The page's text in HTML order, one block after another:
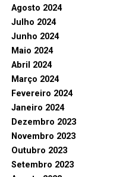
Agosto 2024
Julho 2024
Junho 2024
Maio 2024
Abril 2024
Março 2024
Fevereiro 2024
Janeiro 2024
Dezembro 2023
Novembro 2023
Outubro 2023
Setembro 2023